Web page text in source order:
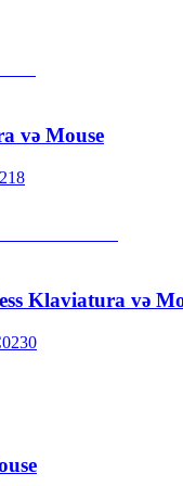
və Mouse
Klaviatura və